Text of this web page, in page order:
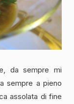
da sempre mi
sempre a pieno
assolata di fine